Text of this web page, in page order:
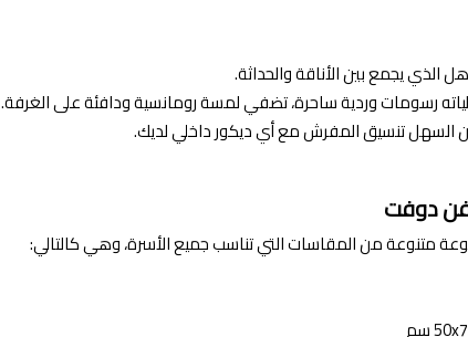
الذي يجمع بين الأناقة والحداثة.
رسومات وردية ساحرة، تضفي لمسة رومانسية ودافئة على الغرفة.
من السهل تنسيق المفرش مع أي ديكور داخلي لديك.
دوفت
متنوعة من المقاسات التي تناسب جميع الأسرة، وهي كالتالي: